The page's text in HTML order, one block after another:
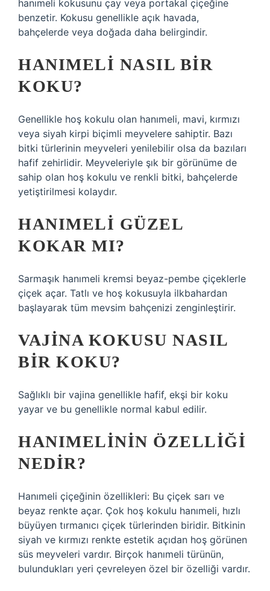
hanımeli kokusunu çay veya portakal çiçeğine
benzetir. Kokusu genellikle açık havada,
bahçelerde veya doğada daha belirgindir.
HANIMELI NASIL BIR
KOKU?
Genellikle hoş kokulu olan hanımeli, mavi, kırmızı
veya siyah kirpi biçimli meyvelere sahiptir. Bazı
bitki türlerinin meyveleri yenilebilir olsa da bazıları
hafif zehirlidir. Meyveleriyle şık bir görünüme de
sahip olan hoş kokulu ve renkli bitki, bahçelerde
yetiştirilmesi kolaydır.
HANIMELI GÜZEL
KOKAR MI?
Sarmaşık hanımeli kremsi beyaz-pembe çiçeklerle
çiçek açar. Tatlı ve hoş kokusuyla ilkbahardan
başlayarak tüm mevsim bahçenizi zenginleştirir.
VAJINA KOKUSU NASIL
BIR KOKU?
Sağlıklı bir vajina genellikle hafif, ekşi bir koku
yayar ve bu genellikle normal kabul edilir.
HANIMELININ ÖZELLIĞI
NEDIR?
Hanımeli çiçeğinin özellikleri: Bu çiçek sarı ve
beyaz renkte açar. Çok hoş kokulu hanımeli, hızlı
büyüyen tırmanıcı çiçek türlerinden biridir. Bitkinin
siyah ve kırmızı renkte estetik açıdan hoş görünen
süs meyveleri vardır. Birçok hanımeli türünün,
bulundukları yeri çevreleyen özel bir özelliği vardır.